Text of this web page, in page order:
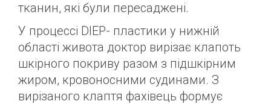
тканин, які були пересаджені.
У процессі DIEP- пластики у нижній
області живота доктор вирізає клапоть
шкірного покриву разом з підшкірним
жиром, кровоносними судинами. З
вирізаного клаптя фахівець формує